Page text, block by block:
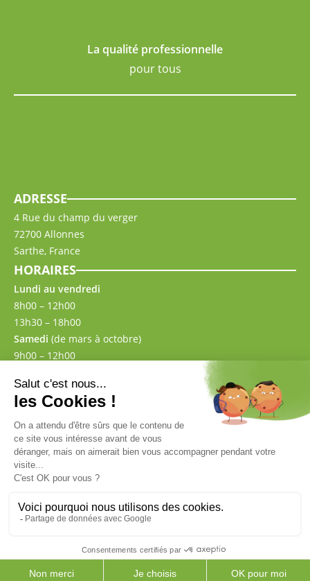
PRODUITS
0
La qualité professionnelle
pour tous
ADRESSE
4 Rue du champ du verger
72700 Allonnes
Sarthe, France
HORAIRES
Lundi au vendredi
8h00 – 12h00
13h30 – 18h00
Samedi (de mars à octobre)
9h00 – 12h00
02 43 57 00 87
Mentions légales
CGV
Politique de confidentialité